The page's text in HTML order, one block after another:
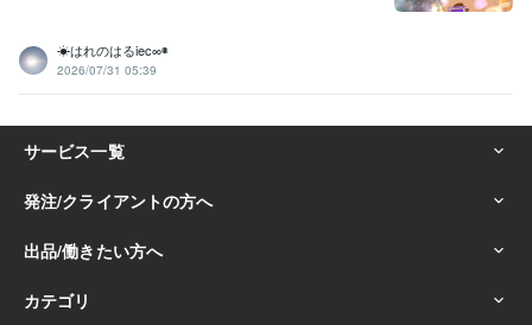
☀はれのはるiec∞◉
2026/07/31 05:39